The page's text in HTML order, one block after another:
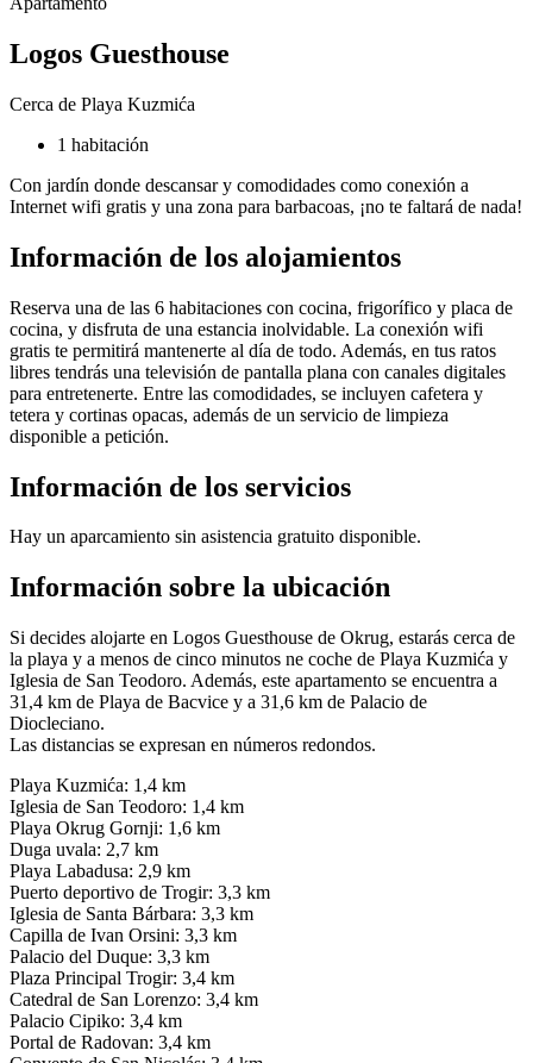
Logos Guesthouse
Cerca de Playa Kuzmića
1 habitación
Con jardín donde descansar y comodidades como conexión a
Internet wifi gratis y una zona para barbacoas, ¡no te faltará de nada!
Información de los alojamientos
Reserva una de las 6 habitaciones con cocina, frigorífico y placa de
cocina, y disfruta de una estancia inolvidable. La conexión wifi
gratis te permitirá mantenerte al día de todo. Además, en tus ratos
libres tendrás una televisión de pantalla plana con canales digitales
para entretenerte. Entre las comodidades, se incluyen cafetera y
tetera y cortinas opacas, además de un servicio de limpieza
disponible a petición.
Información de los servicios
Hay un aparcamiento sin asistencia gratuito disponible.
Información sobre la ubicación
Si decides alojarte en Logos Guesthouse de Okrug, estarás cerca de
la playa y a menos de cinco minutos ne coche de Playa Kuzmića y
Iglesia de San Teodoro. Además, este apartamento se encuentra a
31,4 km de Playa de Bacvice y a 31,6 km de Palacio de
Diocleciano.
Las distancias se expresan en números redondos.
Playa Kuzmića: 1,4 km
Iglesia de San Teodoro: 1,4 km
Playa Okrug Gornji: 1,6 km
Duga uvala: 2,7 km
Playa Labadusa: 2,9 km
Puerto deportivo de Trogir: 3,3 km
Iglesia de Santa Bárbara: 3,3 km
Capilla de Ivan Orsini: 3,3 km
Palacio del Duque: 3,3 km
Plaza Principal Trogir: 3,4 km
Catedral de San Lorenzo: 3,4 km
Palacio Cipiko: 3,4 km
Portal de Radovan: 3,4 km